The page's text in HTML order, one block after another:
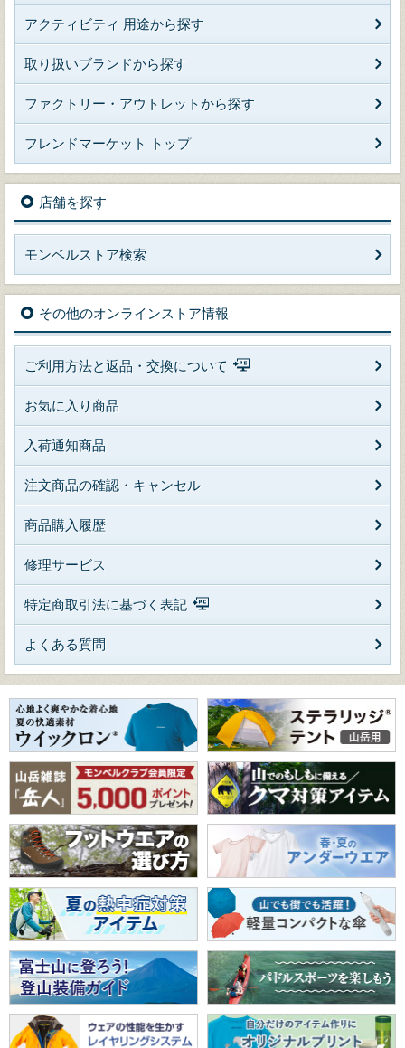
アクティビティ 用途から探す
取り扱いブランドから探す
ファクトリー・アウトレットから探す
フレンドマーケット トップ
店舗を探す
モンベルストア検索
その他のオンラインストア情報
ご利用方法と返品・交換について
お気に入り商品
入荷通知商品
注文商品の確認・キャンセル
商品購入履歴
修理サービス
特定商取引法に基づく表記
よくある質問